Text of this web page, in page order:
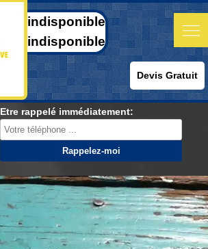
indisponible
indisponible
Devis Gratuit
Etre rappelé immédiatement: